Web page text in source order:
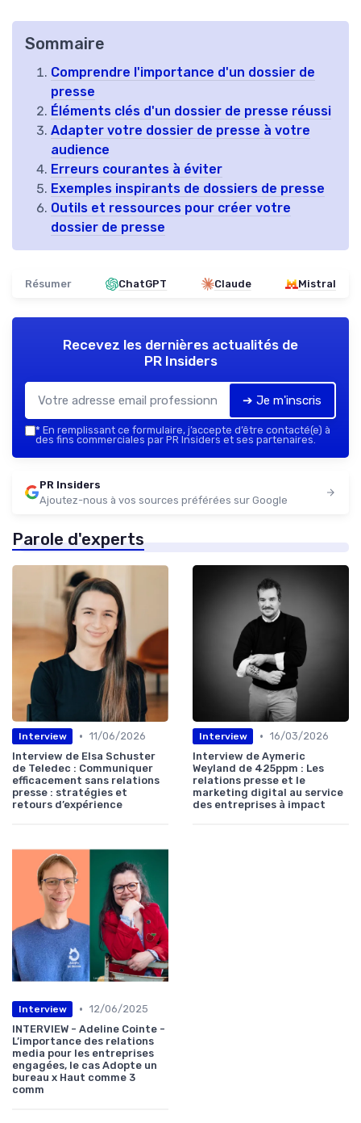
Sommaire
Comprendre l'importance d'un dossier de
presse
Éléments clés d'un dossier de presse réussi
Adapter votre dossier de presse à votre
audience
Erreurs courantes à éviter
Exemples inspirants de dossiers de presse
Outils et ressources pour créer votre
dossier de presse
Résumer ChatGPT Claude Mistral
Recevez les dernières actualités de
PR Insiders
➔ Je m'inscris
* En remplissant ce formulaire, j’accepte d’être contacté(e) à
des fins commerciales par PR Insiders et ses partenaires.
PR Insiders
Ajoutez-nous à vos sources préférées sur Google
Parole d'experts
Interview • 11/06/2026
Interview de Elsa Schuster
de Teledec : Communiquer
efficacement sans relations
presse : stratégies et
retours d’expérience
Interview • 16/03/2026
Interview de Aymeric
Weyland de 425ppm : Les
relations presse et le
marketing digital au service
des entreprises à impact
Interview • 12/06/2025
INTERVIEW - Adeline Cointe -
L’importance des relations
media pour les entreprises
engagées, le cas Adopte un
bureau x Haut comme 3
comm